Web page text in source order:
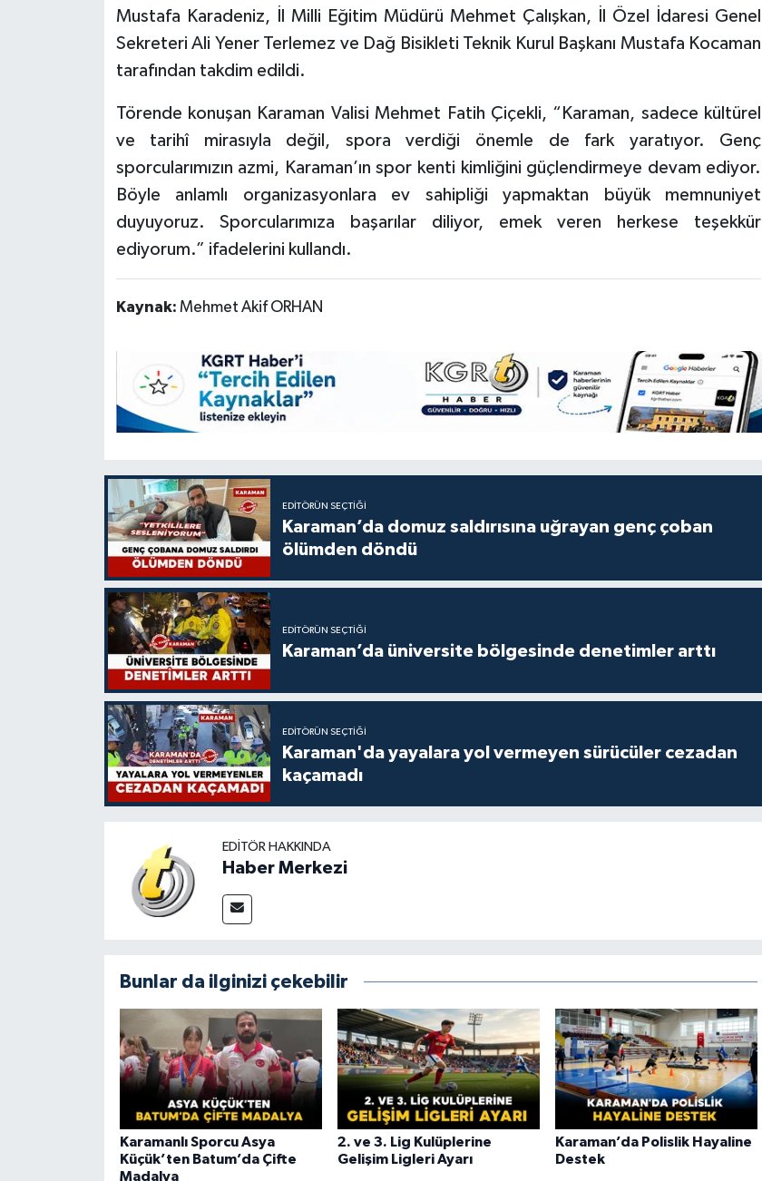
Mustafa Karadeniz, İl Milli Eğitim Müdürü Mehmet Çalışkan, İl Özel İdaresi Genel
Sekreteri Ali Yener Terlemez ve Dağ Bisikleti Teknik Kurul Başkanı Mustafa Kocaman
tarafından takdim edildi.
Törende konuşan Karaman Valisi Mehmet Fatih Çiçekli, “Karaman, sadece kültürel
ve tarihî mirasıyla değil, spora verdiği önemle de fark yaratıyor. Genç
sporcularımızın azmi, Karaman’ın spor kenti kimliğini güçlendirmeye devam ediyor.
Böyle anlamlı organizasyonlara ev sahipliği yapmaktan büyük memnuniyet
duyuyoruz. Sporcularımıza başarılar diliyor, emek veren herkese teşekkür
ediyorum.” ifadelerini kullandı.
Kaynak: Mehmet Akif ORHAN
EDITÖRÜN SEÇTIĞI
Karaman’da domuz saldırısına uğrayan genç çoban
ölümden döndü
EDITÖRÜN SEÇTIĞI
Karaman’da üniversite bölgesinde denetimler arttı
EDITÖRÜN SEÇTIĞI
Karaman'da yayalara yol vermeyen sürücüler cezadan
kaçamadı
EDITÖR HAKKINDA
Haber Merkezi
Bunlar da ilginizi çekebilir
Karamanlı Sporcu Asya
Küçük’ten Batum’da Çifte
Madalya
2. ve 3. Lig Kulüplerine
Gelişim Ligleri Ayarı
Karaman’da Polislik Hayaline
Destek